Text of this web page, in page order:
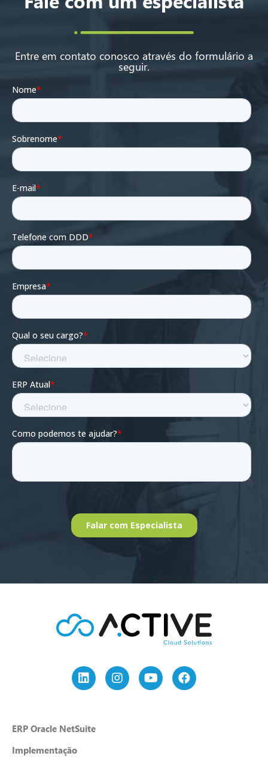
Entre em contato conosco através do formulário a
seguir.
ERP Oracle NetSuite
Implementação